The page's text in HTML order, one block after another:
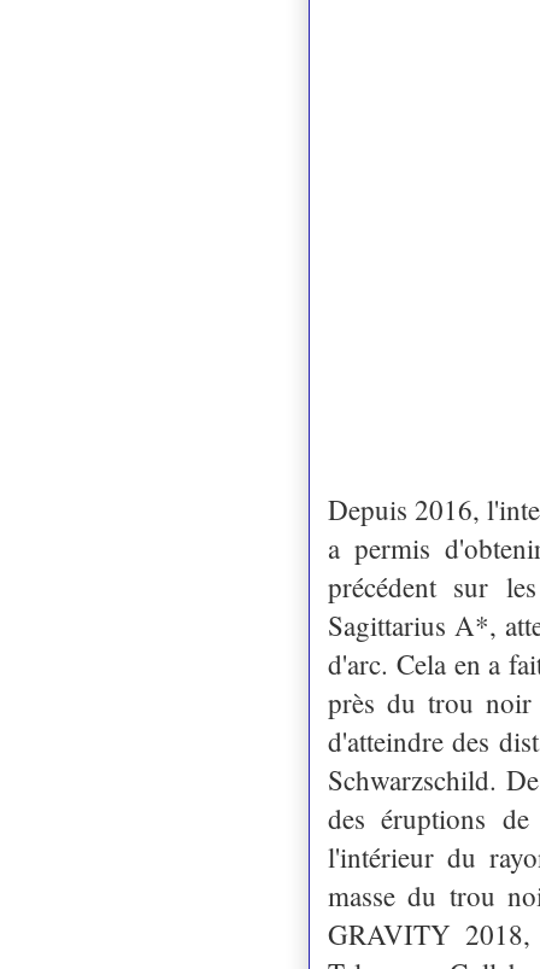
Depuis 2016,
a permis
précédent sur
Sagittarius A*,
d'arc. Cela en a
près du trou noir
d'atteindre des
Schwarzschild.
des éruptions
l'intérieur du
masse du trou
GRAVITY